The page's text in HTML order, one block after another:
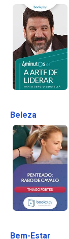
Beleza
Bem-Estar